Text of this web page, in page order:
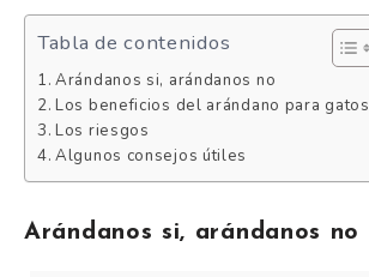
Tabla de contenidos
Arándanos si, arándanos no
Los beneficios del arándano para gatos
Los riesgos
Algunos consejos útiles
Arándanos si, arándanos no